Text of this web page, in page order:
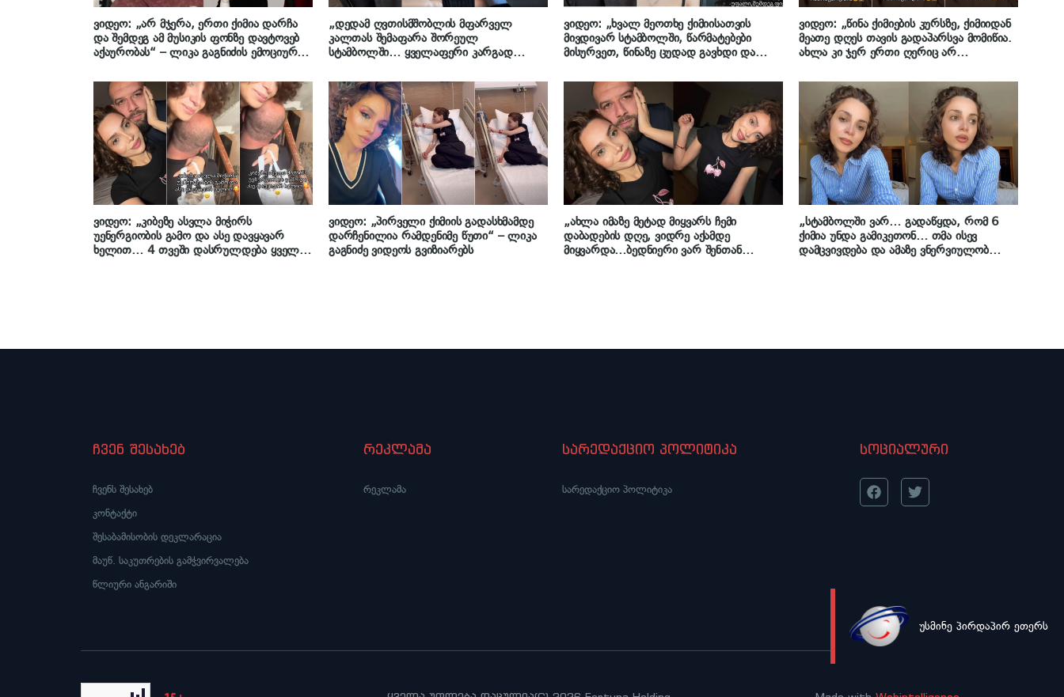
LIVEუსმინე პირდაპირ ეთერს
ვიდეო: „არ მჯერა, ერთი ქიმია დარჩა
და შემდეგ ამ მუსიკის ფონზე დავტოვებ
აქაურობას“ – ლიკა გაგნიძის ემოციური
„დედამ ღვთისმშობლის მფარველ
კალთას შემაფარა შორეულ
სტამბოლში… ყველაფერი კარგად
რომელიც მომდევნო ქიმიისთვის
ემზადება, საზოგადოებას საკუთარ
განცდებს უზიარებს
ვიდეო: „ხვალ მეოთხე ქიმიისათვის
მივდივარ სტამბოლში, წარმატებები
მისურვეთ, წინაზე ცუდად გავხდი და
მთელი ძალებით ვაიძულებ თავს რომ
გავუძლო ბოლომდე“ – ლიკა გაგნიძე
ვიდეო: „წინა ქიმიების კურსზე, ქიმიიდან
მეათე დღეს თავის გადაპარსვა მომიწია.
ახლა კი ჯერ ერთი ღერიც არ
გვიზიარებს
ვიდეო: „კიბეზე ასვლა მიჭირს
უენერგიობის გამო და ასე დავყავარ
ხელით… 4 თვეში დასრულდება ყველა
ვიდეო: „პირველი ქიმიის გადასხმამდე
დარჩენილია რამდენიმე წუთი“ – ლიკა
გაგნიძე ვიდეოს გვიზიარებს
„ახლა იმაზე მეტად მიყვარს ჩემი
დაბადების დღე, ვიდრე აქამდე
მიყვარდა…ბედნიერი ვარ შენთან
„სტამბოლში ვარ… გადაწყდა, რომ 6
ქიმია უნდა გამიკეთონ… თმა ისევ
დამცვივდება და ამაზე ვნერვიულობ
ჩვენ შესახებ
ჩვენს შესახებ
კონტაქტი
შესაბამისობის დეკლარაცია
მაუწ. საკუთრების გამჭვირვალება
წლიური ანგარიში
რეკლამა
რეკლამა
სარედაქციო პოლიტიკა
სარედაქციო პოლიტიკა
სოციალური